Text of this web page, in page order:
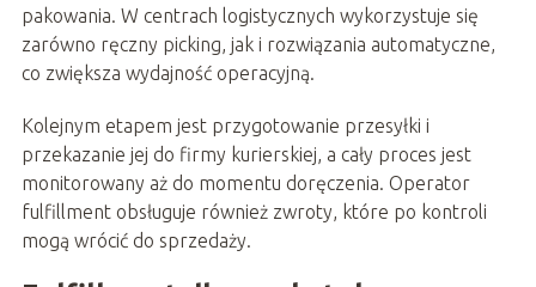
pakowania. W centrach logistycznych wykorzystuje się
zarówno ręczny picking, jak i rozwiązania automatyczne,
co zwiększa wydajność operacyjną.
Kolejnym etapem jest przygotowanie przesyłki i
przekazanie jej do firmy kurierskiej, a cały proces jest
monitorowany aż do momentu doręczenia. Operator
fulfillment obsługuje również zwroty, które po kontroli
mogą wrócić do sprzedaży.